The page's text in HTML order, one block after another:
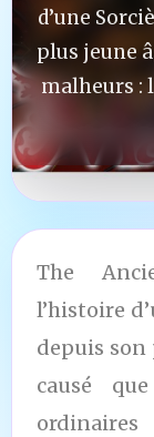
d’une
plus jeune
malheurs :
The
l’histoire
depuis son
causé